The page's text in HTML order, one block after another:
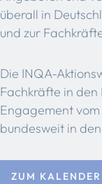
überall in
und zur
Die INQA-
Fachkräfte in den
Engagement
bundesweit in
ZUM KALENDER